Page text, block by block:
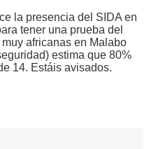
la presencia del SIDA en
tener una prueba del
africanas en Malabo
estima que 80%
14. Estáis avisados.